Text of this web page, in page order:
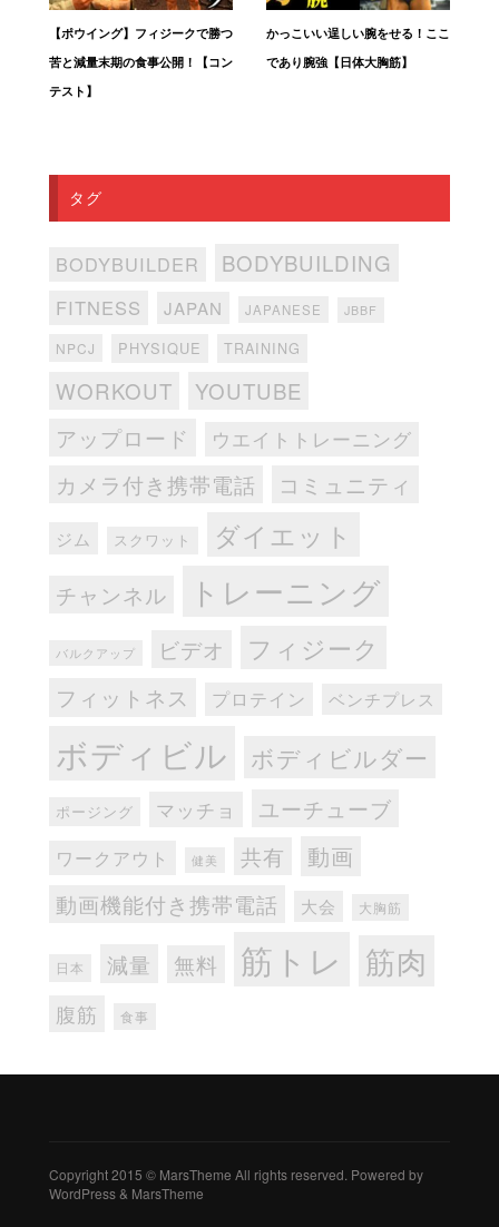
【ポウイング】フィジークで勝つ
苦と減量末期の食事公開！【コン
テスト】
かっこいい逞しい腕をせる！ここ
であり腕強【日体大胸筋】
タグ
BODYBUILDER BODYBUILDING
FITNESS JAPAN JAPANESE JBBF
NPCJ PHYSIQUE TRAINING
WORKOUT
YOUTUBE
アップロード
ウエイトトレーニング
カメラ付き携帯電話 コミュニティ
ジム スクワット ダイエット
チャンネル トレーニング
バルクアップ ビデオ フィジーク
フィットネス プロテイン ベンチプレス
ボディビル ボディビルダー
ポージング マッチョ ユーチューブ
ワークアウト 健美 共有 動画
動画機能付き携帯電話 大会 大胸筋
日本 減量 無料 筋トレ 筋肉
腹筋 食事
Copyright 2015 © MarsTheme All rights reserved. Powered by
WordPress & MarsTheme